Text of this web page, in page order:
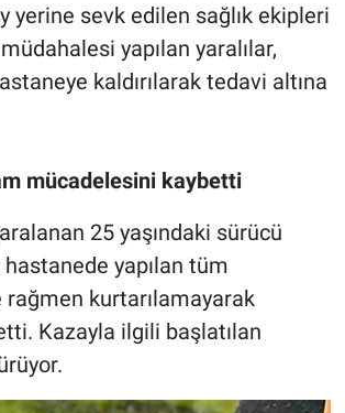
yerine sevk edilen sağlık ekipleri
yapılan yaralılar,
kaldırılarak tedavi altına
mücadelesini kaybetti
25 yaşındaki sürücü
yapılan tüm
kurtarılamayarak
Kazayla ilgili başlatılan